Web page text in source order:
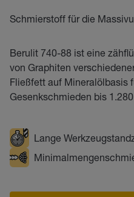
Schmierstoff für die
Berulit 740-88 ist eine
von Graphiten
Fließfett auf Mineralölbasis
Gesenkschmieden bis 1.280
Lange